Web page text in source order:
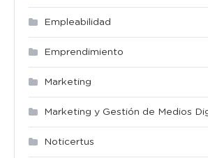
Empleabilidad
Emprendimiento
Marketing
Marketing y Gestión de Medios
Noticertus